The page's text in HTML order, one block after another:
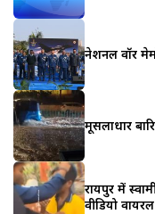
नेशनल वॉर
मूसलाधार
रायपुर में
वीडियो वायरल